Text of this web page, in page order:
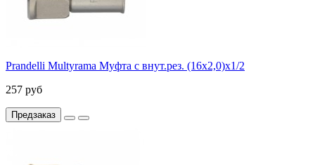
Prandelli Multyrama Муфта с внут.рез. (16х2,0)х1/2
257 руб
Предзаказ